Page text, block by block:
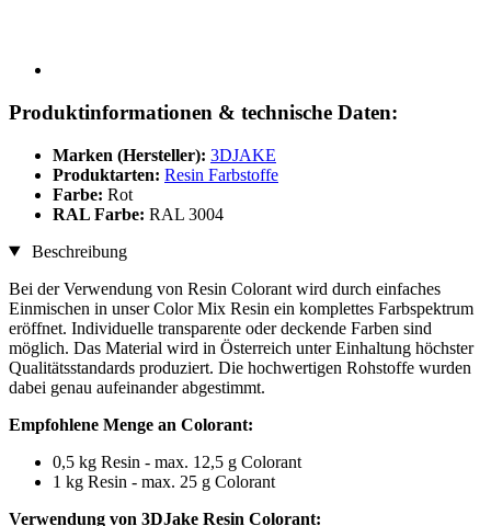
Produktinformationen & technische Daten:
Marken (Hersteller): 3DJAKE
Produktarten: Resin Farbstoffe
Farbe: Rot
RAL Farbe: RAL 3004
Beschreibung
Bei der Verwendung von Resin Colorant wird durch einfaches
Einmischen in unser Color Mix Resin ein komplettes Farbspektrum
eröffnet. Individuelle transparente oder deckende Farben sind
möglich. Das Material wird in Österreich unter Einhaltung höchster
Qualitätsstandards produziert. Die hochwertigen Rohstoffe wurden
dabei genau aufeinander abgestimmt.
Empfohlene Menge an Colorant:
0,5 kg Resin - max. 12,5 g Colorant
1 kg Resin - max. 25 g Colorant
Verwendung von 3DJake Resin Colorant: